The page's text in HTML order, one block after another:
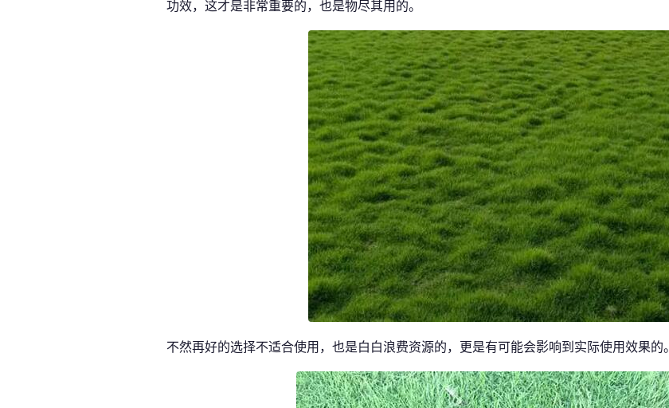
功效，这才是非常重要的，也是物尽其用的。
不然再好的选择不适合使用，也是白白浪费资源的，更是有可能会影响到实际使用效果的。